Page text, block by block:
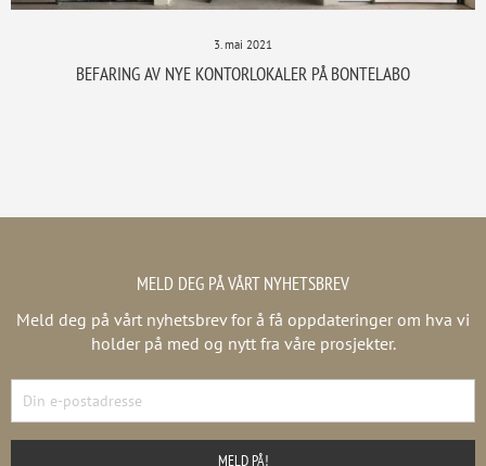
3. mai 2021
BEFARING AV NYE KONTORLOKALER PÅ BONTELABO
MELD DEG PÅ VÅRT NYHETSBREV
Meld deg på vårt nyhetsbrev for å få oppdateringer om hva vi
holder på med og nytt fra våre prosjekter.